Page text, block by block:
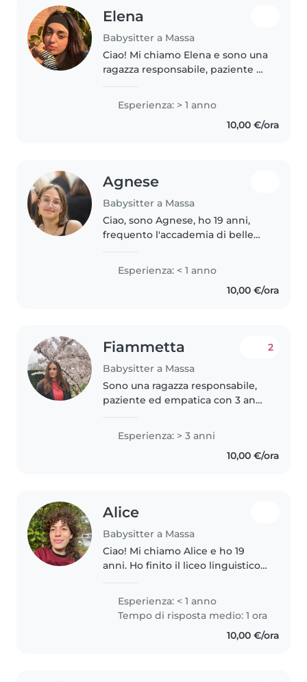
Elena
Babysitter a Massa
Ciao! Mi chiamo Elena e sono una
ragazza responsabile, paziente e
lavorato ufficialmente come
babysitter, ho molta esperienza
con i bambini: ho cresciuto..
Esperienza: > 1 anno
10,00 €/ora
Agnese
Babysitter a Massa
Ciao, sono Agnese, ho 19 anni,
frequento l'accademia di belle
Sono una ragazza solare e mi
piace leggere e fare lavoretti
Esperienza: < 1 anno
10,00 €/ora
Fiammetta
Babysitter a Massa
2
Sono una ragazza responsabile,
paziente ed empatica con 3 anni
bambini di tutte le età. Mi piace
disegnare, leggere e fare attività
Esperienza: > 3 anni
10,00 €/ora
Alice
Babysitter a Massa
Ciao! Mi chiamo Alice e ho 19
anni. Ho finito il liceo linguistico
l'università. Ho vissuto la quarta
liceo in Peru come exchange..
Esperienza: < 1 anno
Tempo di risposta medio: 1 ora
10,00 €/ora